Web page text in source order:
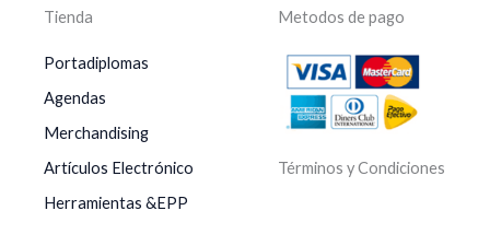
Tienda
Portadiplomas
Agendas
Merchandising
Artículos Electrónico
Herramientas &EPP
Metodos de pago
Términos y Condiciones